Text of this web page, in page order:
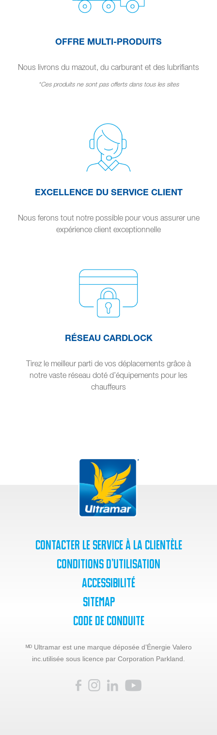
OFFRE MULTI-PRODUITS
Nous livrons du mazout, du carburant et des lubrifiants
*Ces produits ne sont pas offerts dans tous les sites
EXCELLENCE DU SERVICE CLIENT
Nous ferons tout notre possible pour vous assurer une
expérience client exceptionnelle
RÉSEAU CARDLOCK
Tirez le meilleur parti de vos déplacements grâce à
notre vaste réseau doté d’équipements pour les
chauffeurs
Contacter le service à la clientèle
Conditions d’utilisation
Accessibilité
SiteMap
Code de Conduite
ᴹᴰ Ultramar est une marque déposée d’Énergie Valero
inc. utilisée sous licence par Corporation Parkland.